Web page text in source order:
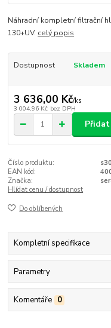
Náhradní kompletní filtrační
130+UV. celý popis
Dostupnost Skladem
3 636,00 Kč/ks
3 004,96 Kč bez DPH
Číslo produktu:
EAN kód:
Značka:
Hlídat cenu / dostupnost
Do oblíbených
Kompletní specifikace
Parametry
Komentáře 0